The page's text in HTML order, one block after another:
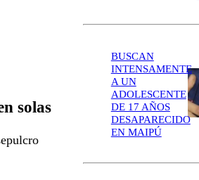
solas
BUSCAN
INTENSAMENTE
A UN
ADOLESCENTE
DE 17 AÑOS
DESAPARECIDO
EN MAIPÚ